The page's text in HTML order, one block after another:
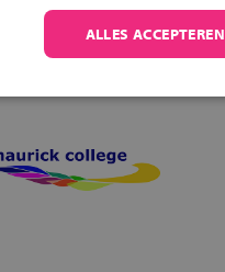
ALLES ACCEPTEREN